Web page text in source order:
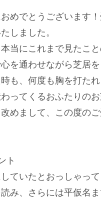
めでとうございます
しました。
当にこれまで見たこ
を通わせながら芝居
も、何度も胸を打たれ
ってくるおふたりの
めまして、この度の
ト
ていたとおっしゃっ
み、さらには平仮名